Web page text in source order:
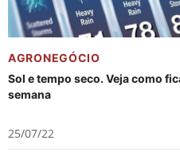
AGRONEGÓCIO
Sol e tempo seco. Veja como
semana
25/07/22